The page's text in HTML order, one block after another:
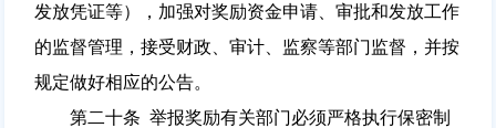
发放凭证等），加强对奖励资金申请、审批和发放工作
的监督管理，接受财政、审计、监察等部门监督，并按
规定做好相应的公告。
第二十条 举报奖励有关部门必须严格执行保密制